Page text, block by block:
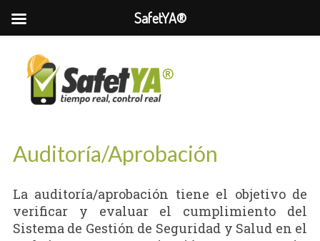
Auditoría/Aprobación
La auditoría/aprobación tiene el objetivo de
verificar y evaluar el cumplimiento del
Sistema de Gestión de Seguridad y Salud en el
SafetYA®